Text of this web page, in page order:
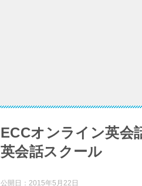
ECCオンライン英会
英会話スクール
公開日： 2015年5月22日